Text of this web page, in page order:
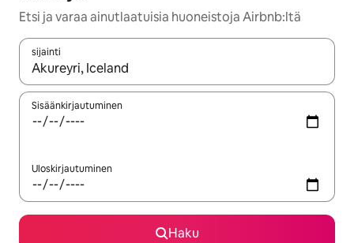
Etsi ja varaa ainutlaatuisia huoneistoja Airbnb:ltä
sijainti
Kun tulokset ovat saatavilla, navigoi ylös- ja alas-
Sisäänkirjautuminen
Uloskirjautuminen
Haku